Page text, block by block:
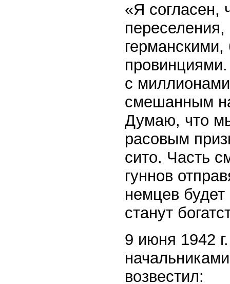
«Я согласен,
с
смешанным
Думаю, что
расовым
сито. Часть
гуннов
немцев
станут
9 июня 1942
возвестил: